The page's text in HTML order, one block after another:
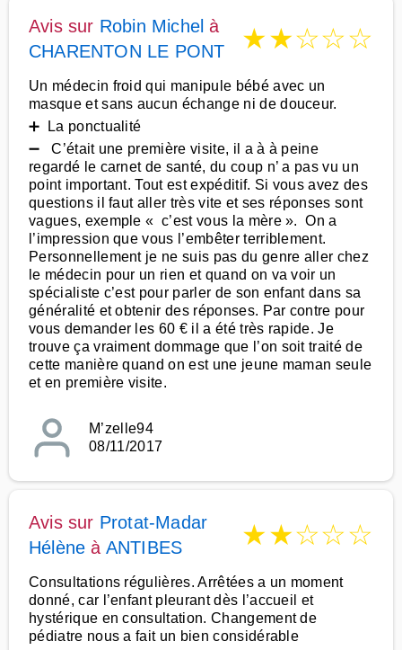
Avis sur Robin Michel à
CHARENTON LE PONT
★★☆☆☆
Un médecin froid qui manipule bébé avec un
masque et sans aucun échange ni de douceur.
➕ La ponctualité
➖ C’était une première visite, il a à à peine
regardé le carnet de santé, du coup n’ a pas vu un
point important. Tout est expéditif. Si vous avez des
questions il faut aller très vite et ses réponses sont
vagues, exemple « c’est vous la mère ». On a
l’impression que vous l’embêter terriblement.
Personnellement je ne suis pas du genre aller chez
le médecin pour un rien et quand on va voir un
spécialiste c’est pour parler de son enfant dans sa
généralité et obtenir des réponses. Par contre pour
vous demander les 60 € il a été très rapide. Je
trouve ça vraiment dommage que l’on soit traité de
cette manière quand on est une jeune maman seule
et en première visite.
M’zelle94
08/11/2017
Avis sur Protat-Madar
Hélène à ANTIBES ★★☆☆☆
Consultations régulières. Arrêtées a un moment
donné, car l’enfant pleurant dès l’accueil et
hystérique en consultation. Changement de
pédiatre nous a fait un bien considérable